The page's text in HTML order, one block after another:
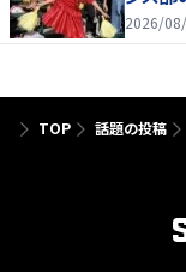
るよう」
2026/
TOP 話題の投稿